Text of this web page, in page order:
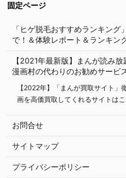
固定ページ
「ヒゲ脱毛おすすめランキング
で！＆体験レポート＆ランキン
【2021年最新版】まんが読み
漫画村の代わりのお勧めサービ
【2022年】「まんが買取サイト
画を高価買取してくれるサイトはこ
お問合せ
サイトマップ
プライバシーポリシー